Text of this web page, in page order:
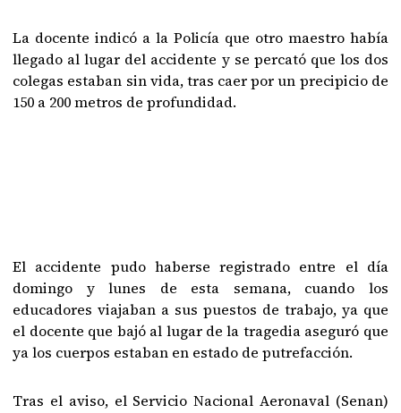
La docente indicó a la Policía que otro maestro había
llegado al lugar del accidente y se percató que los dos
colegas estaban sin vida, tras caer por un precipicio de
150 a 200 metros de profundidad.
El accidente pudo haberse registrado entre el día
domingo y lunes de esta semana, cuando los
educadores viajaban a sus puestos de trabajo, ya que
el docente que bajó al lugar de la tragedia aseguró que
ya los cuerpos estaban en estado de putrefacción.
Tras el aviso, el Servicio Nacional Aeronaval (Senan)